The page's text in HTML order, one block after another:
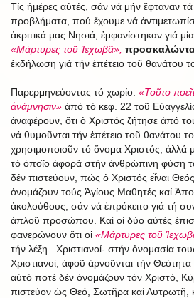
Τίς ἡμέρες αὐτές, σάν νά μήν ἔφταναν
προβλήματα, πού ἔχουμε νά
ἀκριτικά μας Νησιά, ἐμφανίστηκαν γιά
«Μάρτυρες τοῦ Ἰεχωβᾶ»,
ἐκδήλωση γιά τήν ἐπέτειο τοῦ θανάτου
Παρερμηνεύοντας τό χωρίο: «Τοῦτο
ἀνάμνησιν» ἀπό τό κεφ. 22 τοῦ
ἀναφέρουν, ὅτι ὁ Χριστός ζήτησε ἀπό
νά θυμοῦνται τήν ἐπέτειο τοῦ θανάτου
χρησιμοποιοῦν τό ὄνομα Χριστός, ἀλλά
τό ὁποῖο ἀφορᾶ στήν ἀνθρώπινη φύση
δέν πιστεύουν, πώς ὁ Χριστός εἶναι
ὀνομάζουν τούς Ἁγίους Μαθητές καί
ἀκολούθους, σάν νά ἐπρόκειτο γιά τή
ἁπλοῦ προσώπου. Καί οἱ δύο αὐτές
φανερώνουν ὅτι οἱ «Μάρτυρες τοῦ
τήν λέξη –Χριστιανοί- στήν ὀνομασία
Χριστιανοί, ἀφοῦ ἀρνοῦνται τήν Θεότητα
αὐτό ποτέ δέν ὀνομάζουν τόν Χριστό,
πιστεύον ὡς Θεό, Σωτῆρα καί Λυτρωτῆ,